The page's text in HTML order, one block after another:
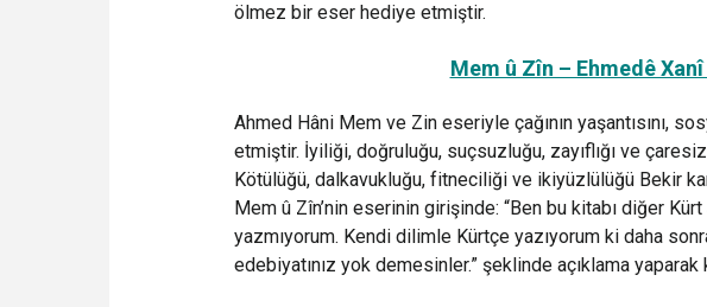
ölmez bir eser hediye etmiştir.
Mem û Zîn – Ehmedê
Ahmed Hâni Mem ve Zin eseriyle çağının yaşantısını,
etmiştir. İyiliği, doğruluğu, suçsuzluğu, zayıflığı ve
Kötülüğü, dalkavukluğu, fitneciliği ve ikiyüzlülüğü Bekir
Mem û Zîn’nin eserinin girişinde: “Ben bu kitabı diğer
yazmıyorum. Kendi dilimle Kürtçe yazıyorum ki daha
edebiyatınız yok demesinler.” şeklinde açıklama yaparak